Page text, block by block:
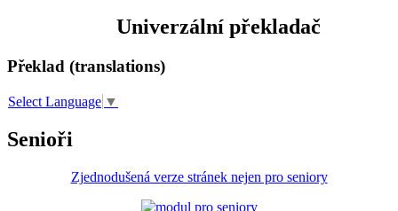
Univerzální překladač
Překlad (translations)
Select Language ▼
Senioři
Zjednodušená verze stránek nejen pro seniory